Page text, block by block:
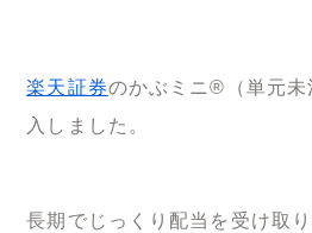
楽天証券のかぶミニ®（単元
入しました。
長期でじっくり配当を受け取